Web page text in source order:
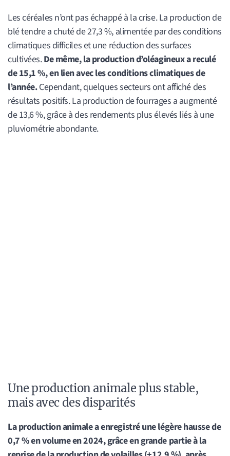
Les céréales n’ont pas échappé à la crise. La production de
blé tendre a chuté de 27,3 %, alimentée par des conditions
climatiques difficiles et une réduction des surfaces
cultivées.De même, la production d’oléagineux a reculé
de 15,1 %, en lien avec les conditions climatiques de
l’année.Cependant, quelques secteurs ont affiché des
résultats positifs. La production de fourrages a augmenté
de 13,6 %, grâce à des rendements plus élevés liés à une
pluviométrie abondante.
Une production animale plus stable,
mais avec des disparités
La production animale a enregistré une légère hausse de
0,7 % en volume en 2024, grâce en grande partie à la